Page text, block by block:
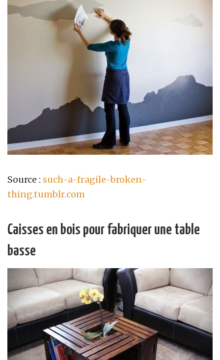
Source : such-a-fragile-broken-
thing.tumblr.com
Caisses en bois pour fabriquer une table
basse